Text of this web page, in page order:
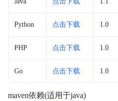
Python 点击下载 1.0
PHP 点击下载 1.0
Go 点击下载 1.0
maven依赖(适用于java)